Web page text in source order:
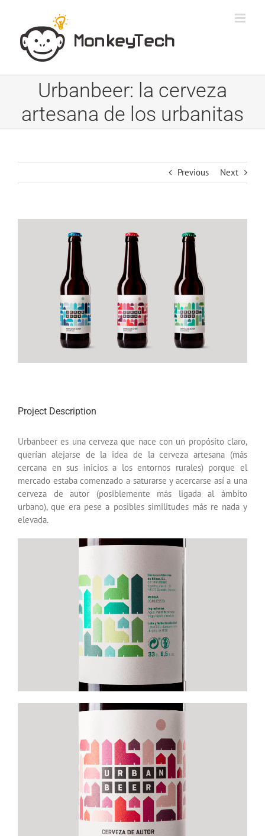
content
Urbanbeer: la cerveza
artesana de los urbanitas
Previous Next
Project Description
Urbanbeer es una cerveza que nace con un propósito claro,
querían alejarse de la idea de la cerveza artesana (más
cercana en sus inicios a los entornos rurales) porque el
mercado estaba comenzado a saturarse y acercarse así a una
cerveza de autor (posiblemente más ligada al ámbito
urbano), que era pese a posibles similitudes más re nada y
elevada.